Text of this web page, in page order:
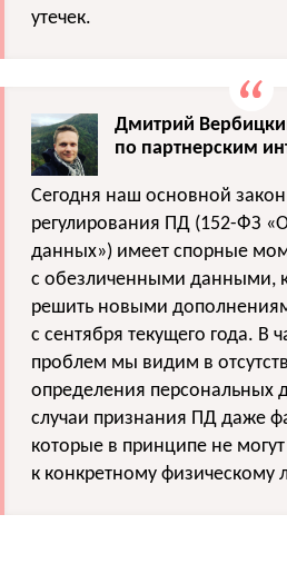
утечек.
Дмитрий
по партнерским
Сегодня наш основной
регулирования ПД (152-ФЗ
данных») имеет спорные
с обезличенными данными,
решить новыми
с сентября текущего года. В
проблем мы видим в
определения персональных
случаи признания ПД даже
которые в принципе не
к конкретному физическому